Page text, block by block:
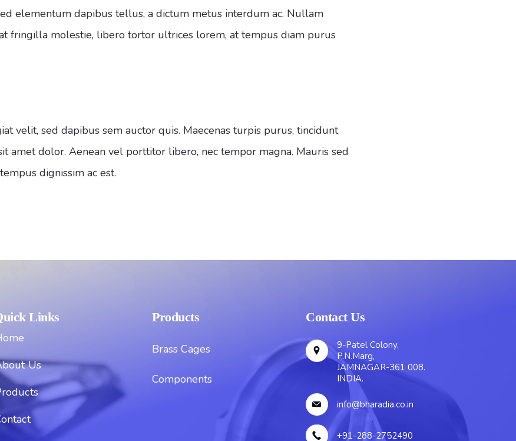
elementum dapibus tellus, a dictum metus interdum ac. Nullam
fringilla molestie, libero tortor ultrices lorem, at tempus diam purus
velit, sed dapibus sem auctor quis. Maecenas turpis purus, tincidunt
amet dolor. Aenean vel porttitor libero, nec tempor magna. Mauris sed
dignissim ac est.
Links
Us
Products
Brass Cages
Components
Contact Us
9-Patel Colony,
P.N.Marg,
JAMNAGAR-361 008.
INDIA.
info@bharadia.co.in
+91-288-2752490